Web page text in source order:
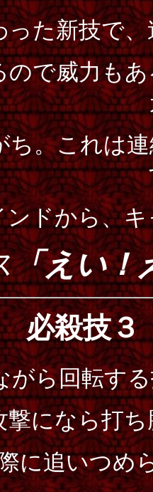
った新技で
ので威力も
ち。これは
ンドから、
「えい！
必殺技３
がら回転す
撃になら打
に追いつめ